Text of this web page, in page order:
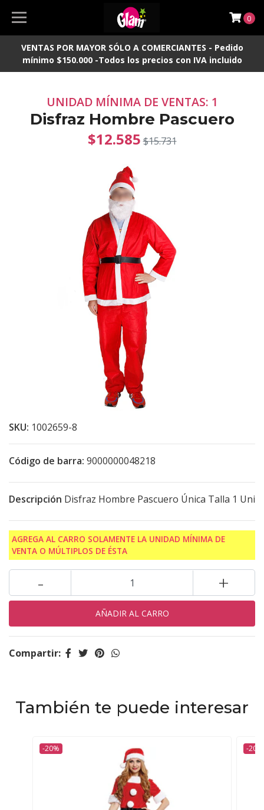
VENTAS POR MAYOR SÓLO A COMERCIANTES - Pedido
mínimo $150.000 -Todos los precios con IVA incluido
0
UNIDAD MÍNIMA DE VENTAS: 1
Disfraz Hombre Pascuero
$12.585 $15.731
SKU: 1002659-8
Código de barra: 9000000048218
Descripción Disfraz Hombre Pascuero Única Talla 1 Uni
AGREGA AL CARRO SOLAMENTE LA UNIDAD MÍNIMA DE
VENTA O MÚLTIPLOS DE ÉSTA
+
-
Compartir:
También te puede interesar
-20% -20%